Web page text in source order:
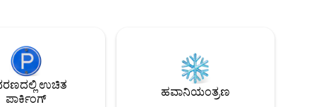
ಸ್ಟೋರ್‌ಗಳಿಗೆ
ಶಾಂತಿಯುತ
🌇✨
ಸೌಲಭ್ಯಗಳನ್ನು ಆನಂದಿಸಲು ಪ್ರವೇಶಿಸಬಹುದು.
ಆರಾಮದಾಯಕವಾದ, ಉತ್ತಮವಾದ ಸೋಫಾ ಹಾಸಿಗೆ
ಮತ್ತು ಕಾಫಿ ಟೇಬಲ್‌ನೊಂದಿಗೆ ಅಳವಡಿಸಲಾದ ಶೈಲಿಯ
ಲಿವಿಂಗ್ ಏರಿಯಾ. ಕ್ವೀನ್ ಬೆಡ್ ಮತ್ತು 4 ಆಸನಗಳ
ಉಚಿತ
ಪಾರ್ಕಿಂಗ್
ಹವಾನಿಯಂತ್ರಣ